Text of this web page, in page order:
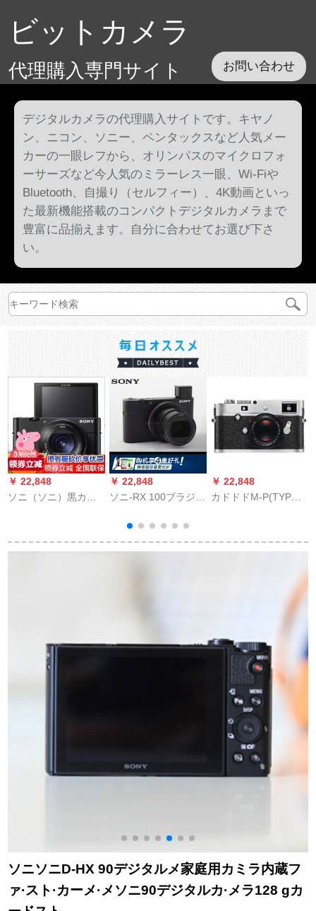
ビットカメラ
代理購入専門サイト お問い合わせ
デジタルカメラの代理購入サイトです。キヤノ
ン、ニコン、ソニー、ペンタックスなど人気メー
カーの一眼レフから、オリンパスのマイクロフォ
ーサーズなど今人気のミラーレス一眼、Wi-Fiや
Bluetooth、自撮り（セルフィー）、4K動画といっ
た最新機能搭載のコンパクトデジタルカメラまで
豊富に品揃えます。自分に合わせてお選び下さ
い。
￥ 22,848
ソニ（ソニ）黒カド4
VA（RX 100 M 5 A）
￥ 22,848
ソニ-RX 100ブラジッ
￥ 22,848
カドドドM-P(TYP
本体+18/3.8レンズ
ソニソニD-HX 90デジタルメ家庭用カミラ内蔵フ
ァ·スト·カーメ·メソニ90デジタルカ·メラ128 gカ